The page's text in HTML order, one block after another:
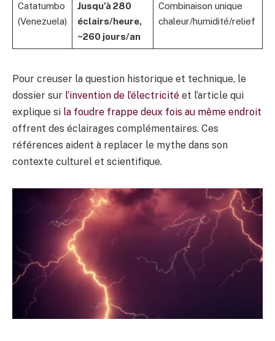
Catatumbo
(Venezuela)
Jusqu’à 280
éclairs/heure,
~260 jours/an
Combinaison unique
chaleur/humidité/relief
Pour creuser la question historique et technique, le
dossier sur l’invention de l’électricité et l’article qui
explique si la foudre frappe deux fois au même endroit
offrent des éclairages complémentaires. Ces
références aident à replacer le mythe dans son
contexte culturel et scientifique.